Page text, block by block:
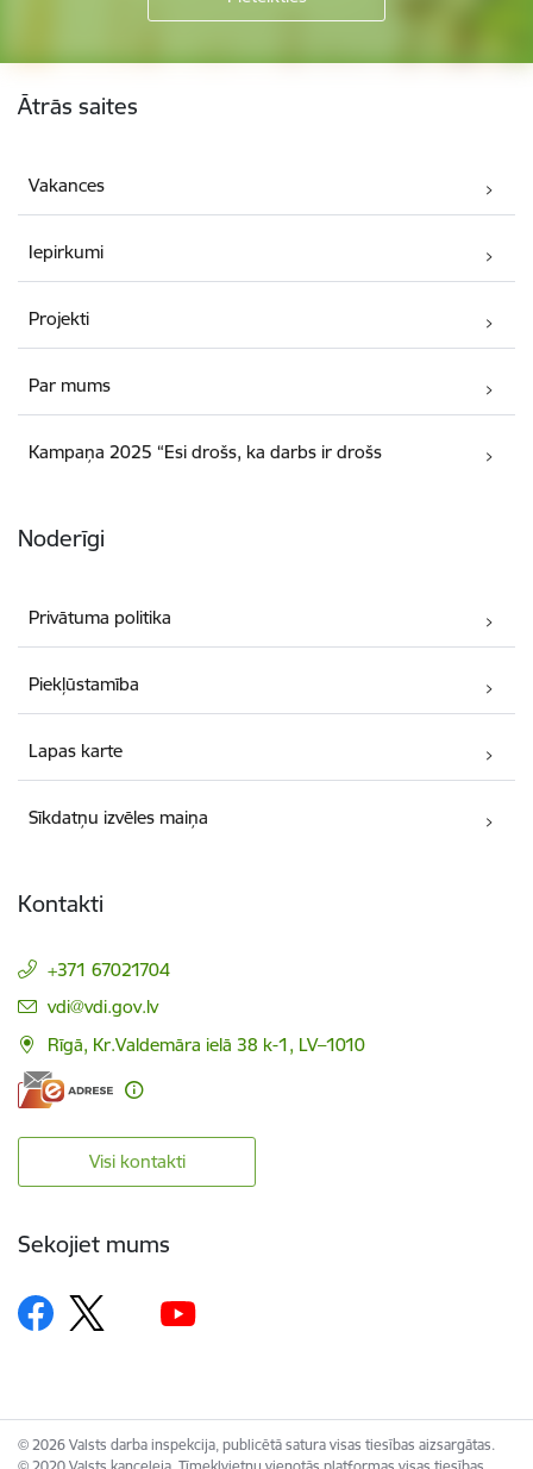
Ātrās saites
Vakances
Iepirkumi
Projekti
Par mums
Kampaņa 2025 “Esi drošs, ka darbs ir drošs
Noderīgi
Privātuma politika
Piekļūstamība
Lapas karte
Sīkdatņu izvēles maiņa
Kontakti
+371 67021704
E-pasts:
vdi@vdi.gov.lv
Rīgā, Kr.Valdemāra ielā 38 k-1, LV–1010
Visi kontakti
Sekojiet mums
© 2026 Valsts darba inspekcija, publicētā satura visas tiesības aizsargātas.